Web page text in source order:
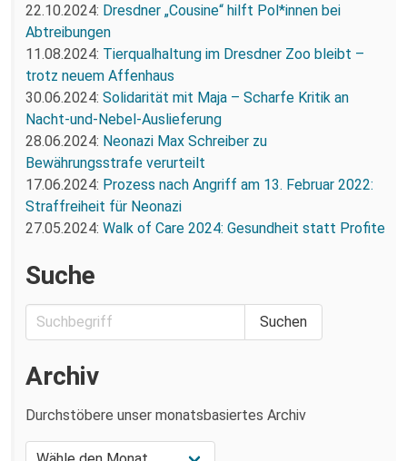
22.10.2024: Dresdner „Cousine“ hilft Pol*innen bei
Abtreibungen
11.08.2024: Tierqualhaltung im Dresdner Zoo bleibt –
trotz neuem Affenhaus
30.06.2024: Solidarität mit Maja – Scharfe Kritik an
Nacht-und-Nebel-Auslieferung
28.06.2024: Neonazi Max Schreiber zu
Bewährungsstrafe verurteilt
17.06.2024: Prozess nach Angriff am 13. Februar 2022:
Straffreiheit für Neonazi
27.05.2024: Walk of Care 2024: Gesundheit statt Profite
Suche
Archiv
Durchstöbere unser monatsbasiertes Archiv